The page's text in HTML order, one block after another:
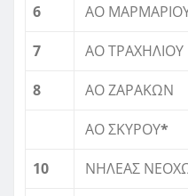
6
ΑΟ
7
ΑΟ ΤΡΑΧΗΛΙΟΥ
8
ΑΟ ΖΑΡΑΚΩΝ
ΑΟ ΣΚΥΡΟΥ*
10
ΝΗΛΕΑΣ